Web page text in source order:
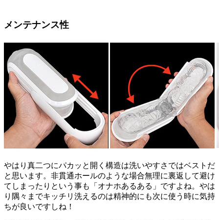
メンテナンス性
やはり真二つにパカッと開く構造は洗いやすさではベストだ
と思います。非貫通ホールのような場合無理に裏返して避け
てしまったりという事も「オナホあるある」ですよね。やは
り隅々までキッチリ洗えるのは精神的にも次に使う時に気持
ちが良いですしね！